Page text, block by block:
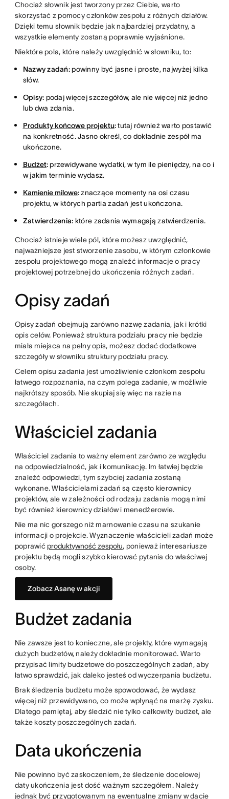
Chociaż słownik jest tworzony przez Ciebie, warto
skorzystać z pomocy członków zespołu z różnych działów.
Dzięki temu słownik będzie jak najbardziej przydatny, a
wszystkie elementy zostaną poprawnie wyjaśnione.
Niektóre pola, które należy uwzględnić w słowniku, to:
Nazwy zadań:powinny być jasne i proste, najwyżej kilka
słów.
Opisy: podaj więcej szczegółów, ale nie więcej niż jedno
lub dwa zdania.
Produkty końcowe projektu:tutaj również warto postawić
na konkretność. Jasno określ, co dokładnie zespół ma
ukończone.
Budżet:przewidywane wydatki, w tym ile pieniędzy, na co i
w jakim terminie wydasz.
Kamienie milowe:znaczące momenty na osi czasu
projektu, w których partia zadań jest ukończona.
Zatwierdzenia: które zadania wymagają zatwierdzenia.
Chociaż istnieje wiele pól, które możesz uwzględnić,
najważniejsze jest stworzenie zasobu, w którym członkowie
zespołu projektowego mogą znaleźć informacje o pracy
projektowej potrzebnej do ukończenia różnych zadań.
Opisy zadań
Opisy zadań obejmują zarówno nazwę zadania, jak i krótki
opis celów. Ponieważ struktura podziału pracy nie będzie
miała miejsca na pełny opis, możesz dodać dodatkowe
szczegóły w słowniku struktury podziału pracy.
Celem opisu zadania jest umożliwienie członkom zespołu
łatwego rozpoznania, na czym polega zadanie, w możliwie
najkrótszy sposób. Nie skupiaj się więc na razie na
szczegółach.
Właściciel zadania
Właściciel zadania to ważny element zarówno ze względu
na odpowiedzialność, jak i komunikację. Im łatwiej będzie
znaleźć odpowiedzi, tym szybciej zadania zostaną
wykonane. Właścicielami zadań są często kierownicy
projektów, ale w zależności od rodzaju zadania mogą nimi
być również kierownicy działów i menedżerowie.
Nie ma nic gorszego niż marnowanie czasu na szukanie
informacji o projekcie. Wyznaczenie właścicieli zadań może
poprawić produktywność zespołu, ponieważ interesariusze
projektu będą mogli szybko kierować pytania do właściwej
osoby.
Zobacz Asanę w akcji
Budżet zadania
Nie zawsze jest to konieczne, ale projekty, które wymagają
dużych budżetów, należy dokładnie monitorować. Warto
przypisać limity budżetowe do poszczególnych zadań, aby
łatwo sprawdzić, jak daleko jesteś od wyczerpania budżetu.
Brak śledzenia budżetu może spowodować, że wydasz
więcej niż przewidywano, co może wpłynąć na marżę zysku.
Dlatego pamiętaj, aby śledzić nie tylko całkowity budżet, ale
także koszty poszczególnych zadań.
Data ukończenia
Nie powinno być zaskoczeniem, że śledzenie docelowej
daty ukończenia jest dość ważnym szczegółem. Należy
jednak być przygotowanym na ewentualne zmiany w dacie